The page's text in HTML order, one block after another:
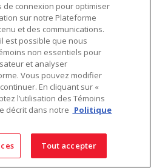
canadiens et importés
à jour sur les offres de Lumen
de connexion pour optimiser
sur notre Plateforme
et des communications.
est possible que nous
non essentiels pour
et analyser
Vous pouvez modifier
En cliquant sur «
l’utilisation des Témoins
décrit dans notre Politique
Tout accepter